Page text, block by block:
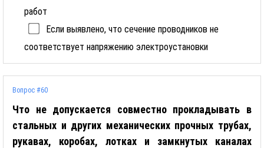
работ
Если выявлено, что сечение проводников не
соответствует напряжению электроустановки
Вопрос #60
Что не допускается совместно прокладывать в
стальных и других механических прочных трубах,
рукавах, коробах, лотках и замкнутых каналах